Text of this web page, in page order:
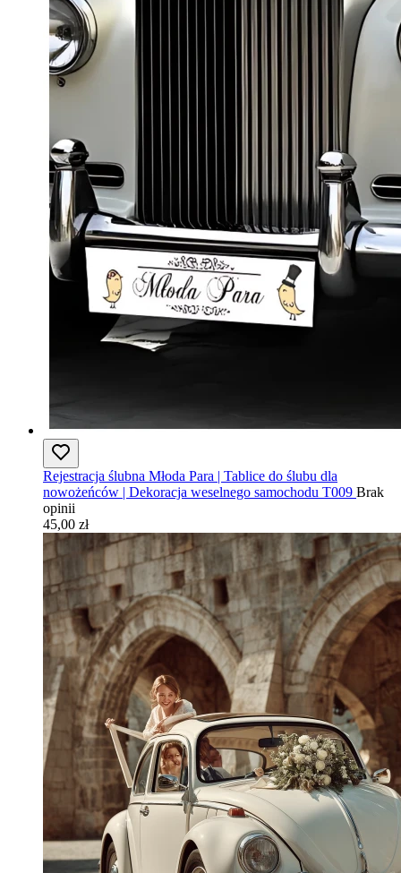
Rejestracja ślubna Młoda Para | Tablice do ślubu dla
nowożeńców | Dekoracja weselnego samochodu T009 Brak
opinii
45,00 zł